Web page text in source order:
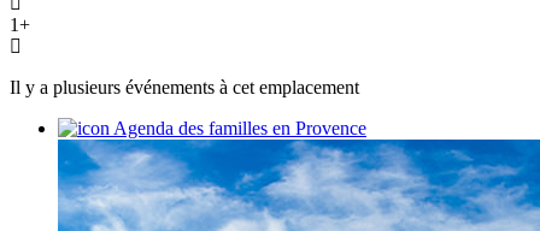
1+
Il y a plusieurs événements à cet emplacement
Agenda des familles en Provence